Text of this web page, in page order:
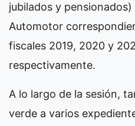
jubilados y
Automotor
fiscales 2019, 2020 y
respectivamente.
A lo largo de la sesión,
verde a varios